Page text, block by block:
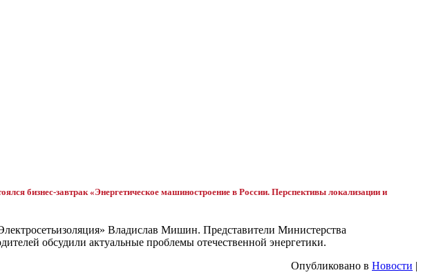
бизнес-завтрак «Энергетическое машиностроение в России. Перспективы локализации и
Владислав Мишин. Представители Министерства
обсудили актуальные проблемы отечественной энергетики.
Опубликовано в Новости |